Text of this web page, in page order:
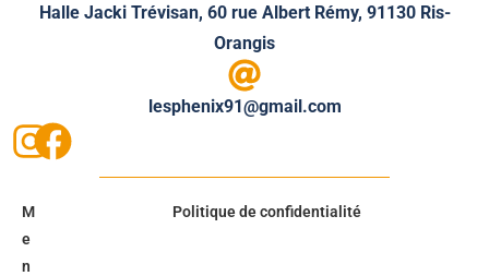
Halle Jacki Trévisan, 60 rue Albert Rémy, 91130 Ris-
Orangis
lesphenix91@gmail.com
M
e
n
Politique de confidentialité